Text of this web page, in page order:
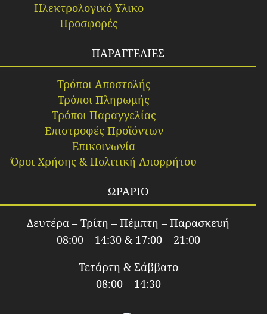
Ηλεκτρολογικό Υλικο
Προσφορές
ΠΑΡΑΓΓΕΛΙΕΣ
Τρόποι Αποστολής
Τρόποι Πληρωμής
Τρόποι Παραγγελίας
Επιστροφές Προϊόντων
Επικοινωνία
Όροι Χρήσης & Πολιτική Απορρήτου
ΩΡΑΡΙΟ
Δευτέρα – Τρίτη – Πέμπτη – Παρασκευή
08:00 – 14:30 & 17:00 – 21:00
Τετάρτη & Σάββατο
08:00 – 14:30